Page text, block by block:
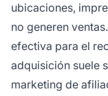
ubicaciones,
no generen
efectiva para el
adquisición suele
marketing de